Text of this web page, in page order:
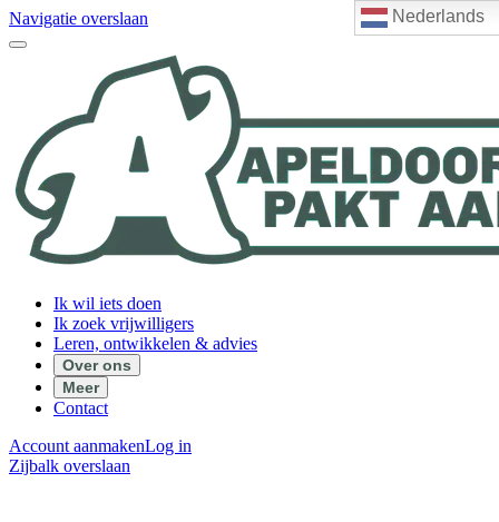
Nederlands
Navigatie overslaan
Ik wil iets doen
Ik zoek vrijwilligers
Leren, ontwikkelen & advies
Over ons
Meer
Contact
Account aanmakenLog in
Zijbalk overslaan